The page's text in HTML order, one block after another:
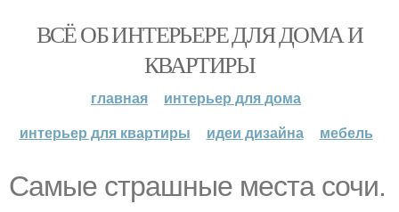
ВСЁ ОБ ИНТЕРЬЕРЕ ДЛЯ ДОМА И
КВАРТИРЫ
главная
интерьер для дома
интерьер для квартиры
идеи дизайна мебель
Самые страшные места сочи.